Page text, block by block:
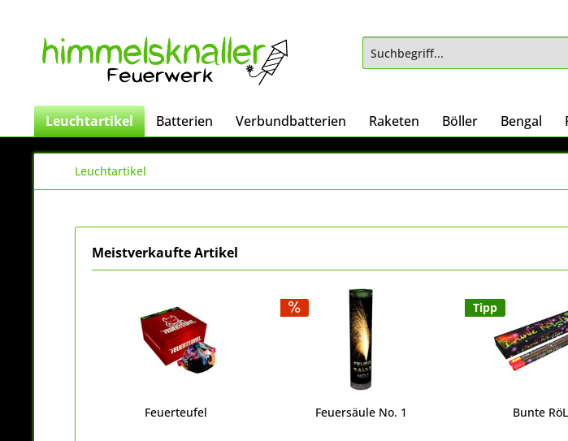
Leuchtartikel Batterien Verbundbatterien Raketen Böller Bengal
Leuchtartikel
Meistverkaufte Artikel
Feuerteufel Feuersäule No. 1
Tipp
Bunte